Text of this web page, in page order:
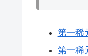
第一稀
第一稀